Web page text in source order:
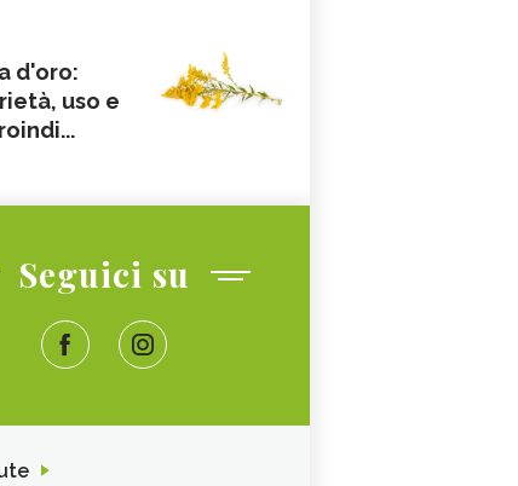
d'oro:
uso e
Seguici su